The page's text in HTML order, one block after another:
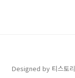
Designed by 티스토리